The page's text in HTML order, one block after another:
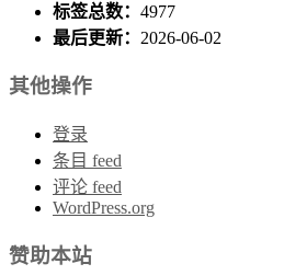
标签总数： 4977
最后更新： 2026-06-02
其他操作
登录
条目 feed
评论 feed
WordPress.org
赞助本站